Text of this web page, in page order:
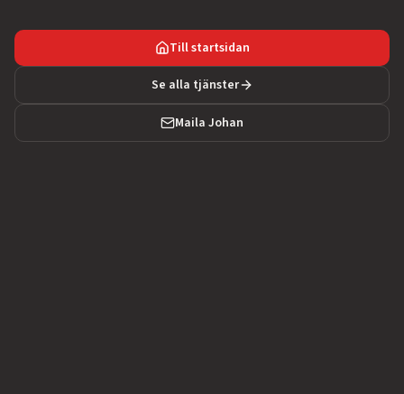
Till startsidan
Se alla tjänster
Maila Johan